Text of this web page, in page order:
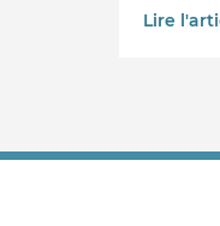
Lire